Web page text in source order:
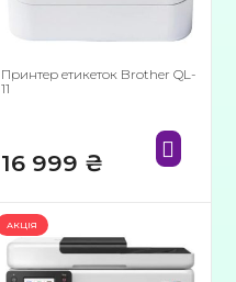
Принтер етикеток Brother QL-
11
16 999 ₴
АКЦІЯ